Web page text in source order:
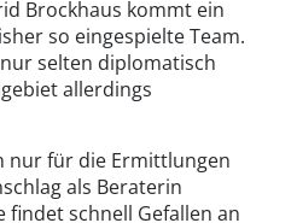
Brockhaus kommt ein
so eingespielte Team.
selten diplomatisch
allerdings
nur für die Ermittlungen
als Beraterin
findet schnell Gefallen an